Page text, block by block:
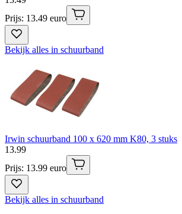
Prijs: 13.49 euro
Bekijk alles in schuurband
Irwin schuurband 100 x 620 mm K80, 3 stuks
13.99
Prijs: 13.99 euro
Bekijk alles in schuurband